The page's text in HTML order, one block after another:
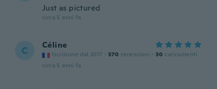
Just as pictured
circa 5 anni fa
C Céline
Iscrizione dal 2017 · 370 recensioni · 30 caricamenti
circa 5 anni fa